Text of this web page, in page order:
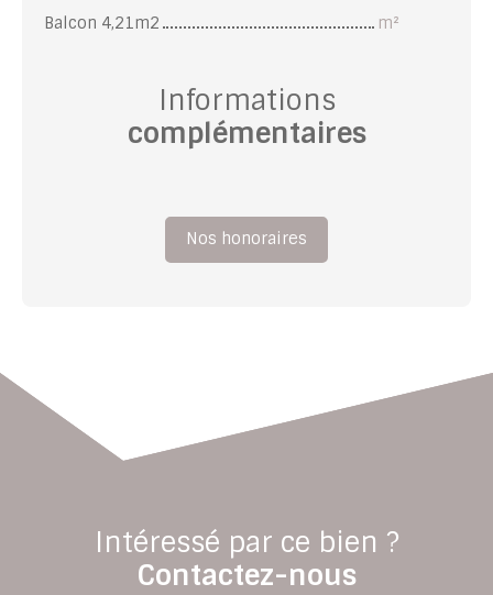
Balcon 4,21m2
m²
Informations
complémentaires
Nos honoraires
Intéressé par ce bien ?
Contactez-nous